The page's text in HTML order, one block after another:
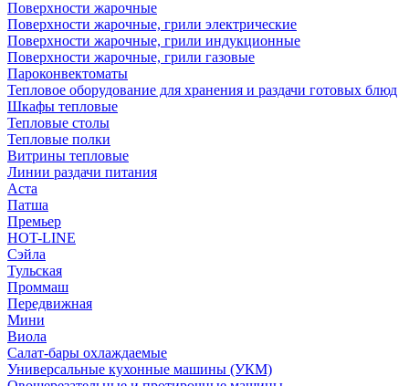
Поверхности жарочные
Поверхности жарочные, грили электрические
Поверхности жарочные, грили индукционные
Поверхности жарочные, грили газовые
Пароконвектоматы
Тепловое оборудование для хранения и раздачи готовых блюд
Шкафы тепловые
Тепловые столы
Тепловые полки
Витрины тепловые
Линии раздачи питания
Аста
Патша
Премьер
HOT-LINE
Сэйла
Тульская
Проммаш
Передвижная
Мини
Виола
Салат-бары охлаждаемые
Универсальные кухонные машины (УКМ)